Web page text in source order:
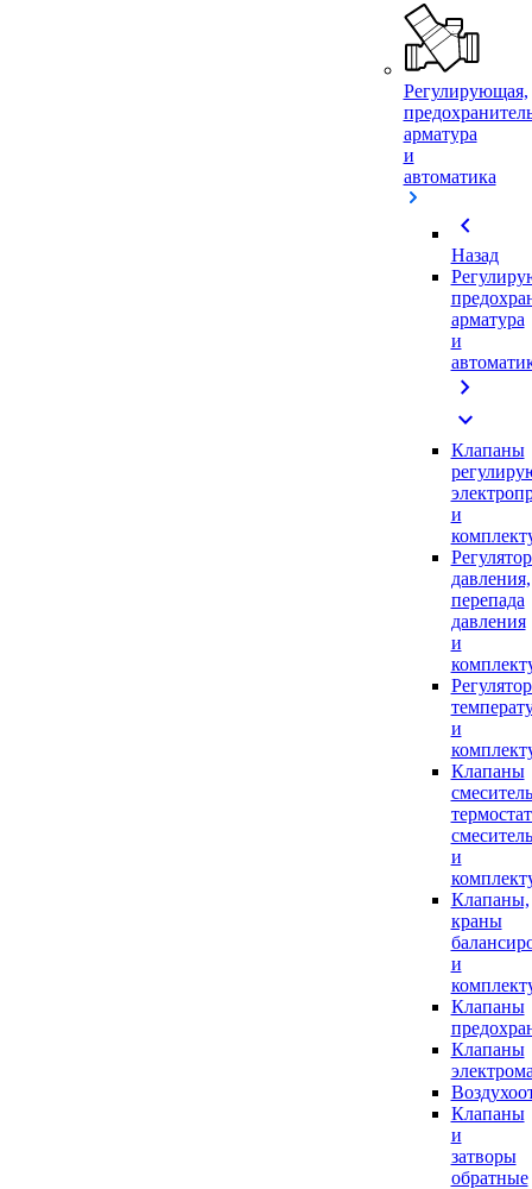
Регулирующая,
арматура
и
автоматика
chevron_left
Назад
арматура
и
chevron_right
expand_more
Клапаны
и
давления,
перепада
давления
и
и
Клапаны
и
Клапаны,
краны
и
Клапаны
Клапаны
Клапаны
и
затворы
обратные